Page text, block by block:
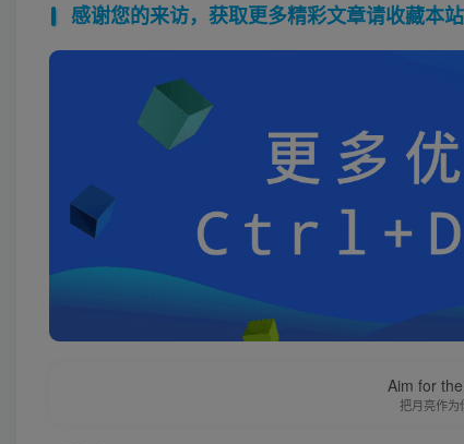
感谢您的来访，获取更多精彩文章请收藏本站
Aim for
把月亮作为